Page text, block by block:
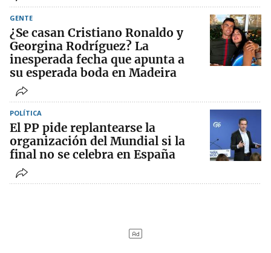
GENTE
¿Se casan Cristiano Ronaldo y
Georgina Rodríguez? La
inesperada fecha que apunta a
su esperada boda en Madeira
POLÍTICA
El PP pide replantearse la
organización del Mundial si la
final no se celebra en España